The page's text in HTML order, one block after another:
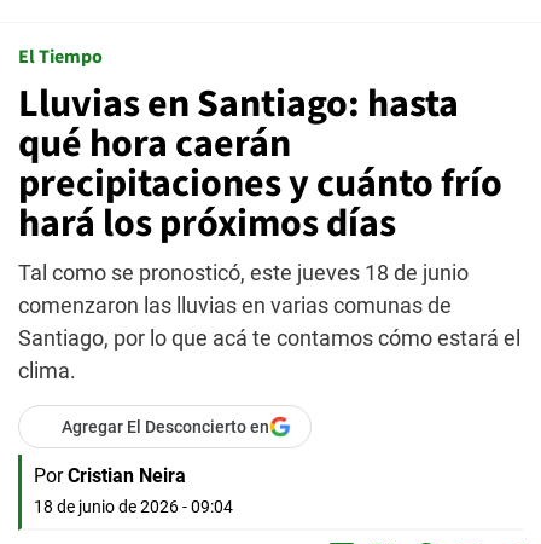
El Tiempo
Lluvias en Santiago: hasta
qué hora caerán
precipitaciones y cuánto frío
hará los próximos días
Tal como se pronosticó, este jueves 18 de junio
comenzaron las lluvias en varias comunas de
Santiago, por lo que acá te contamos cómo estará el
clima.
Agregar El Desconcierto en
Por Cristian Neira
18 de junio de 2026 - 09:04